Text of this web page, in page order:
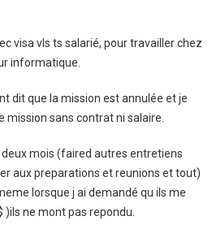
visa vls ts salarié, pour travailler chez
informatique.
dit que la mission est annulée et je
mission sans contrat ni salaire.
mois (faired autres entretiens
aux preparations et reunions et tout)
lorsque j ai demandé qu ils me
ne mont pas repondu.